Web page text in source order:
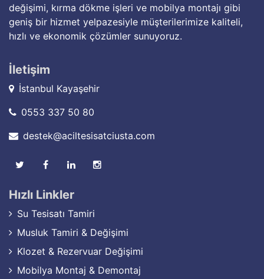
değişimi, kırma dökme işleri ve mobilya montajı gibi
geniş bir hizmet yelpazesiyle müşterilerimize kaliteli,
hızlı ve ekonomik çözümler sunuyoruz.
İletişim
İstanbul Kayaşehir
0553 337 50 80
destek@aciltesisatciusta.com
Hızlı Linkler
Su Tesisatı Tamiri
Musluk Tamiri & Değişimi
Klozet & Rezervuar Değişimi
Mobilya Montaj & Demontaj